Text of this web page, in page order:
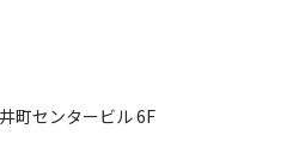
町センタービル 6F